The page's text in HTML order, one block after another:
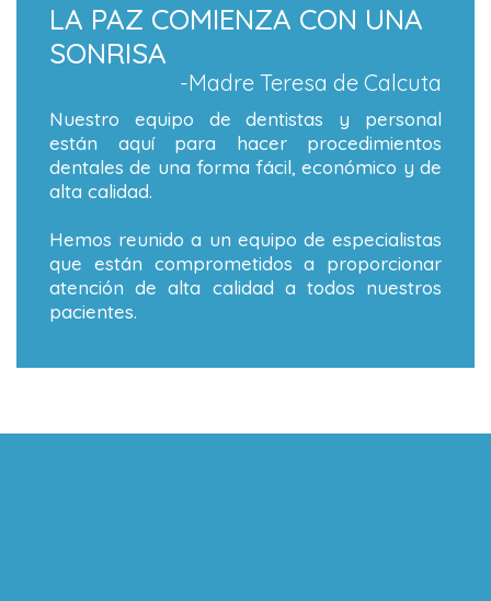
LA PAZ COMIENZA CON UNA
SONRISA
-Madre Teresa de Calcuta
Nuestro equipo de dentistas y personal
están aquí para hacer procedimientos
dentales de una forma fácil, económico y de
alta calidad.
Hemos reunido a un equipo de especialistas
que están comprometidos a proporcionar
atención de alta calidad a todos nuestros
pacientes.